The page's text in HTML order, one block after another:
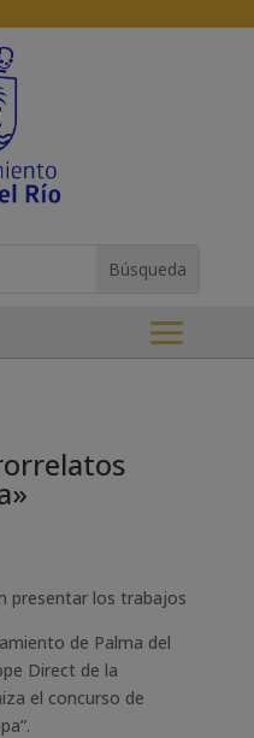
presentar los trabajos
de Palma del
Direct de la
el concurso de